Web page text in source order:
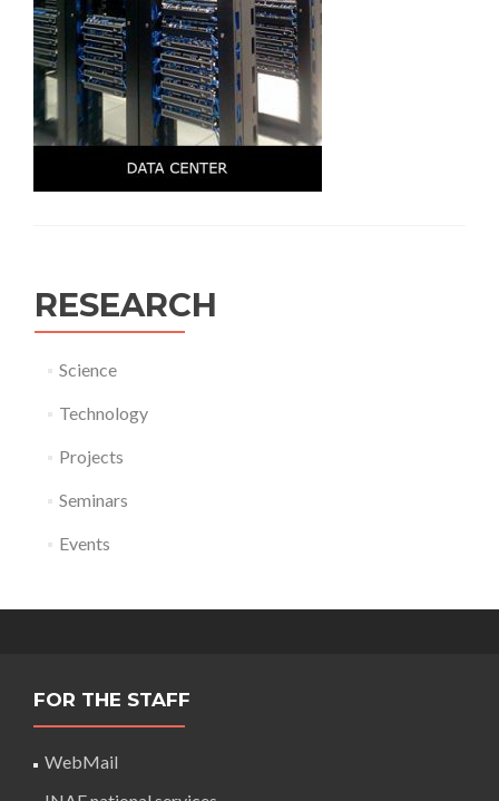
RESEARCH
Science
Technology
Projects
Seminars
Events
FOR THE STAFF
WebMail